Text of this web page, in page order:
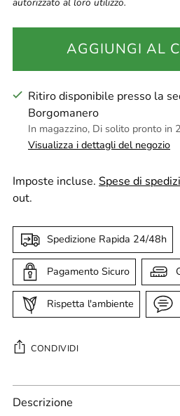
AGGIUNGI AL
Ritiro disponibile presso la
Borgomanero
In magazzino, Di solito pronto in
Visualizza i dettagli del negozio
Imposte incluse. Spese di
out.
Spedizione Rapida 24/48h
Pagamento Sicuro
Rispetta l'ambiente
CONDIVIDI
Aggiungere
un
Descrizione